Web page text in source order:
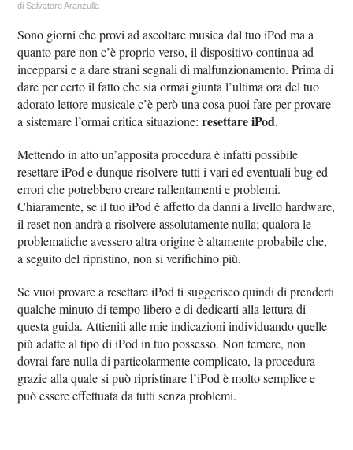
diSalvatore Aranzulla
Sono giorni che provi ad ascoltare musica dal tuo iPod ma a
quanto pare non c’è proprio verso, il dispositivo continua ad
incepparsi e a dare strani segnali di malfunzionamento. Prima di
dare per certo il fatto che sia ormai giunta l’ultima ora del tuo
adorato lettore musicale c’è però una cosa puoi fare per provare
a sistemare l’ormai critica situazione:resettare iPod.
Mettendo in atto un’apposita procedura è infatti possibile
resettare iPod e dunque risolvere tutti i vari ed eventuali bug ed
errori che potrebbero creare rallentamenti e problemi.
Chiaramente, se il tuo iPod è affetto da danni a livello hardware,
il reset non andrà a risolvere assolutamente nulla; qualora le
problematiche avessero altra origine è altamente probabile che,
a seguito del ripristino, non si verifichino più.
Se vuoi provare a resettare iPod ti suggerisco quindi di prenderti
qualche minuto di tempo libero e di dedicarti alla lettura di
questa guida. Attieniti alle mie indicazioni individuando quelle
più adatte al tipo di iPod in tuo possesso. Non temere, non
dovrai fare nulla di particolarmente complicato, la procedura
grazie alla quale si può ripristinare l’iPod è molto semplice e
può essere effettuata da tutti senza problemi.